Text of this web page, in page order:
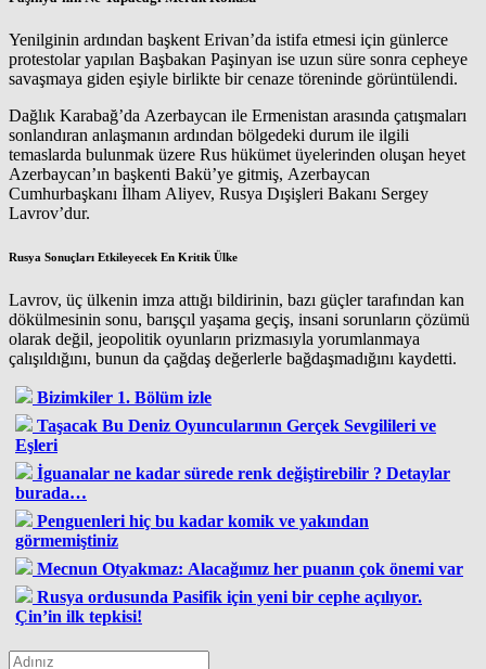
Yenilginin ardından başkent Erivan’da istifa etmesi için günlerce
protestolar yapılan Başbakan Paşinyan ise uzun süre sonra cepheye
savaşmaya giden eşiyle birlikte bir cenaze töreninde görüntülendi.
Dağlık Karabağ’da Azerbaycan ile Ermenistan arasında çatışmaları
sonlandıran anlaşmanın ardından bölgedeki durum ile ilgili
temaslarda bulunmak üzere Rus hükümet üyelerinden oluşan heyet
Azerbaycan’ın başkenti Bakü’ye gitmiş, Azerbaycan
Cumhurbaşkanı İlham Aliyev, Rusya Dışişleri Bakanı Sergey
Lavrov’dur.
Rusya Sonuçları Etkileyecek En Kritik Ülke
Lavrov, üç ülkenin imza attığı bildirinin, bazı güçler tarafından kan
dökülmesinin sonu, barışçıl yaşama geçiş, insani sorunların çözümü
olarak değil, jeopolitik oyunların prizmasıyla yorumlanmaya
çalışıldığını, bunun da çağdaş değerlerle bağdaşmadığını kaydetti.
Bizimkiler 1. Bölüm izle
Taşacak Bu Deniz Oyuncularının Gerçek Sevgilileri ve
Eşleri
İguanalar ne kadar sürede renk değiştirebilir ? Detaylar
burada…
Penguenleri hiç bu kadar komik ve yakından
görmemiştiniz
Mecnun Otyakmaz: Alacağımız her puanın çok önemi var
Rusya ordusunda Pasifik için yeni bir cephe açılıyor.
Çin’in ilk tepkisi!